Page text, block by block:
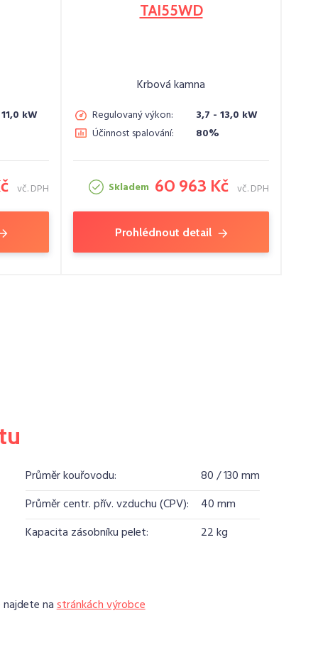
kW
vč. DPH
TAI55WD
Krbová kamna
Regulovaný výkon:
3,7 - 13,0 kW
Účinnost spalování:
80%
Skladem 60 963 Kč vč. DPH
Prohlédnout detail
Průměr kouřovodu:
80 / 130 mm
Průměr centr. přív. vzduchu (CPV):
40 mm
Kapacita zásobníku pelet:
22 kg
najdete nastránkách výrobce